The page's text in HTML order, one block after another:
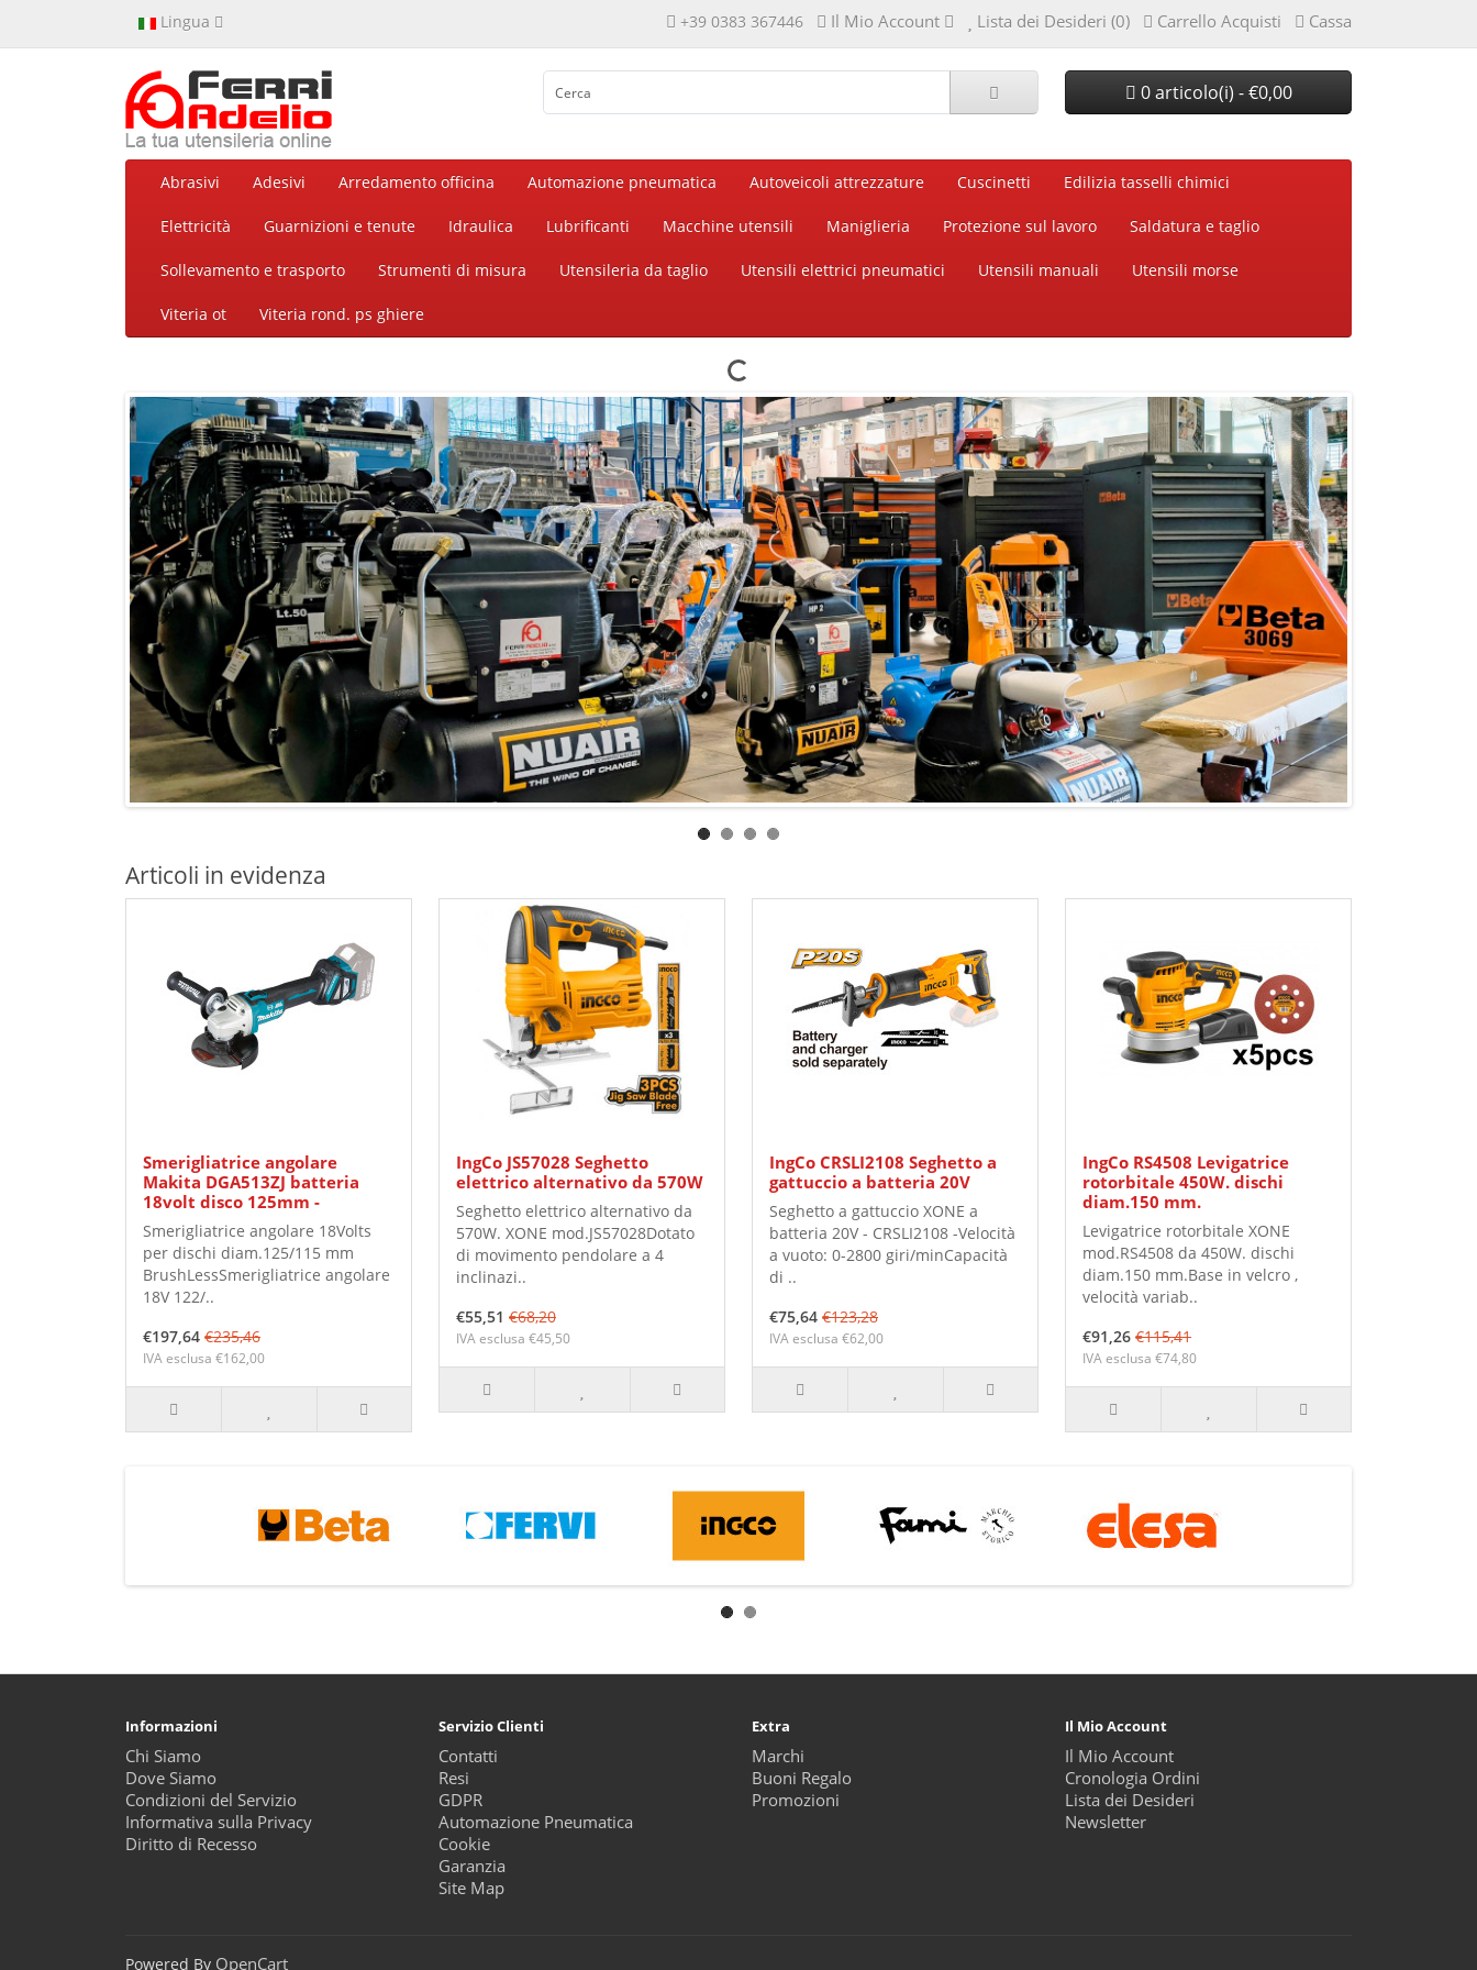
Lingua +39 0383 367446 Il Mio Account Lista dei Desideri (0) Carrello Acquisti Cassa
0 articolo(i) - €0,00
Abrasivi Adesivi Arredamento officina Automazione pneumatica Autoveicoli attrezzature Cuscinetti Edilizia tasselli chimici
Elettricità Guarnizioni e tenute Idraulica Lubrificanti Macchine utensili Maniglieria Protezione sul lavoro Saldatura e taglio
Sollevamento e trasporto Strumenti di misura Utensileria da taglio Utensili elettrici pneumatici Utensili manuali Utensili morse
Viteria ot Viteria rond. ps ghiere
Articoli in evidenza
Smerigliatrice angolare
Makita DGA513ZJ batteria
18volt disco 125mm -
Smerigliatrice angolare 18Volts
per dischi diam.125/115 mm
BrushLessSmerigliatrice angolare
18V 122/..
€197,64 €235,46
IVA esclusa €162,00
IngCo JS57028 Seghetto
elettrico alternativo da 570W
Seghetto elettrico alternativo da
570W. XONE mod.JS57028Dotato
di movimento pendolare a 4
inclinazi..
€55,51 €68,20
IVA esclusa €45,50
IngCo CRSLI2108 Seghetto a
gattuccio a batteria 20V
Seghetto a gattuccio XONE a
batteria 20V - CRSLI2108 -Velocità
a vuoto: 0-2800 giri/minCapacità
di ..
€75,64 €123,28
IVA esclusa €62,00
IngCo RS4508 Levigatrice
rotorbitale 450W. dischi
diam.150 mm.
Levigatrice rotorbitale XONE
mod.RS4508 da 450W. dischi
diam.150 mm.Base in velcro ,
velocità variab..
€91,26 €115,41
IVA esclusa €74,80
Informazioni
Chi Siamo
Dove Siamo
Condizioni del Servizio
Informativa sulla Privacy
Diritto di Recesso
Servizio Clienti
Contatti
Resi
GDPR
Automazione Pneumatica
Cookie
Garanzia
Site Map
Extra
Marchi
Buoni Regalo
Promozioni
Il Mio Account
Il Mio Account
Cronologia Ordini
Lista dei Desideri
Newsletter
Powered By OpenCart